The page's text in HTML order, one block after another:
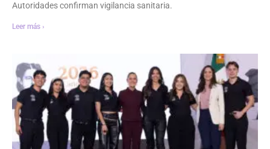
Autoridades confirman vigilancia sanitaria.
Leer más ›